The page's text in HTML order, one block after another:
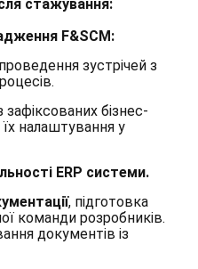
стажування:
F&SCM:
проведення зустрічей з
зафіксованих бізнес-
налаштування у
ERP системи.
, підготовка
команди розробників.
документів із